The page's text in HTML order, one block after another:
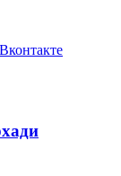
Вконтакте